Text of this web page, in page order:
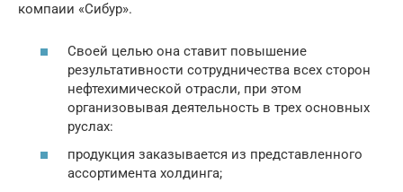
компаии «Сибур».
Своей целью она ставит повышение
результативности сотрудничества всех сторон
нефтехимической отрасли, при этом
организовывая деятельность в трех основных
руслах:
продукция заказывается из представленного
ассортимента холдинга;